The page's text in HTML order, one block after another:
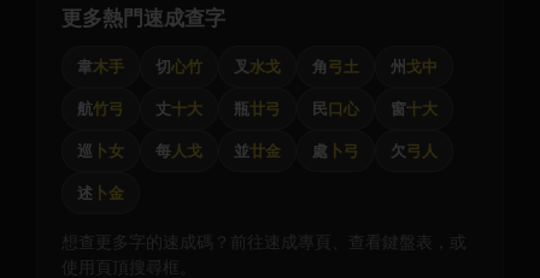
更多熱門速成查字
韋木手 切心竹 叉 水戈 角弓土 州 戈中
航竹弓 丈十大 瓶廿弓 民口心 窗十大
巡 卜女 每人戈 並廿金 處 卜弓 欠弓人
述 卜金
想查更多字的速成碼？前往速成專頁、查看鍵盤表，或
使用頁頂搜尋框。